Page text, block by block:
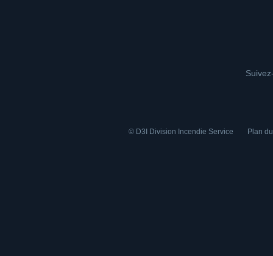
© D3I Division Incendie Service Plan